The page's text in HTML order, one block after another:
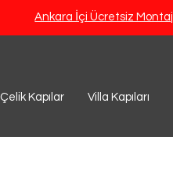
Ankara İçi Ücretsiz Montaj
Çelik Kapılar Villa Kapıları